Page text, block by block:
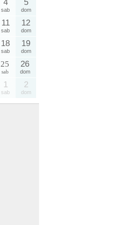
4
sab
5
dom
11
sab
12
dom
18
sab
19
dom
25
sab
26
dom
1
sab
2
dom